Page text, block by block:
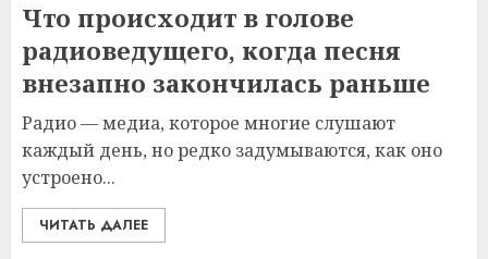
Что происходит в голове
радиоведущего, когда песня
внезапно закончилась раньше
Радио — медиа, которое многие слушают
каждый день, но редко задумываются, как оно
устроено...
ЧИТАТЬ ДАЛЕЕ